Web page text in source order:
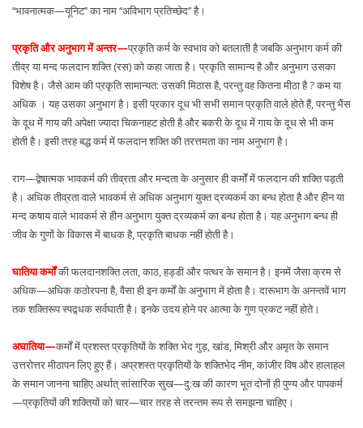
‘‘भावनात्मक—यूनिट’’ का नाम ‘‘अविभाग प्रतिच्छेद’’ है।
प्रकृति और अनुभाग में अन्तर—प्रकृति कर्म के स्वभाव को बतलाती है जबकि अनुभाग कर्म की
तीव्र या मन्द फलदान शक्ति (रस) को कहा जाता है। प्रकृति सामान्य है और अनुभाग उसका
विशेष है। जैसे आम की प्रकृति सामान्यत: उसकी मिठास है, परन्तु वह कितना मीठा है ? कम या
अधिक । यह उसका अनुभाग है। इसी प्रकार दूध भी सभी समान प्रकृति वाले होते हैं, परन्तु भैंस
के दूध में गाय की अपेक्षा ज्यादा चिकनाहट होती है और बकरी के दूध में गाय के दूध से भी कम
होती है। इसी तरह बद्ध कर्म में फलदान शक्ति की तरत्तमता का नाम अनुभाग है।
राग—द्वेषात्मक भावकर्म की तीव्रता और मन्दता के अनुसार ही कर्मों में फलदान की शक्ति पड़ती
है। अधिक तीव्रता वाले भावकर्म से अधिक अनुभाग युक्त द्रव्यकर्म का बन्ध होता है और हीन या
मन्द कषाय वाले भावकर्म से हीन अनुभाग युक्त द्रव्यकर्म का बन्ध होता है। यह अनुभाग बन्ध ही
जीव के गुणों के विकास में बाधक है, प्रकृति बाधक नहीं होती है।
घातिया कर्मोंकी फलदानशक्ति लता, काठ, हड्डी और पत्थर के समान है। इनमें जैसा क्रम से
अधिक—अधिक कठोरपना है, वैसा ही इन कर्मों के अनुभाग में होता है। दारूभाग के अनन्तवें भाग
तक शक्तिरूप स्पद्र्धक सर्वघाती है। इनके उदय होने पर आत्मा के गुण प्रकट नहीं होते।
अघातिया—कर्मों में प्रशस्त प्रकृतियों के शक्ति भेद गुड़, खांड, मिश्री और अमृत के समान
उत्तरोत्तर मीठापन लिए हुए हैं। अप्रशस्त प्रकृतियों के शक्तिभेद नीम, कांजीर विष और हालाहल
के समान जानना चाहिए अर्थात् सांसारिक सुख—दु:ख की कारण भूत दोनों ही पुण्य और पापकर्म
—प्रकृतियों की शक्तियों को चार—चार तरह से तरन्तम रूप से समझना चाहिए।